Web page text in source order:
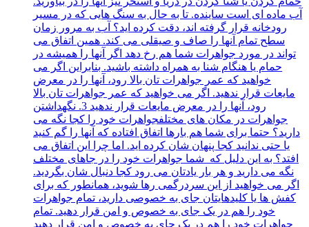
آب ماده ای است ساینده. تا به حال به سنگ هایی که در مسیر
رودخانه قرار گرفته اند، دقت کرده اید؟ آب به مرور زمان
سطح تمام آنها را صاف و صیقلی می کند. همین اتفاق می
تواند در مورد جواهرات شما هم رخ دهد اگر آنها را همیشه در
حمام یا هنگام شنا به همراه داشته باشید. بنابراین اگر می
خواهید که عمر جواهرات تان بالا رود، آنها را در معرض
مایعات قرار ندهید. اگر می خواهید که عمر جواهرات تان بالا
رود، آنها را در معرض مایعات قرار ندهید 3. نگهداشتن
جواهرات در مکان های مختلفجواهرات خود را کجا نگه می
دارید؟ حتما برای شما هم بارها اتفاق افتاده که آنها را گم کنید
یا حتی ندانید کجا پنهان شان کرده اید. اما چرا این اتفاق می
افتد؟ به این دلیل که شما جواهرات خود را در جاهای مختلف
نگه می دارید و هر بار یادتان می رود کجا دنبال شان بگردید.
اگر می خواهید از این سردرگمی رها شوید، همانطور که برای
کفش ها یا کلیدهایتان جای به خصوصی دارید، تمام جواهرات
خود را هم در یک جای به خصوص و امن قرار دهید. تمام
جواهرات خود را هم در یک جای به خصوص و امن قرار دهید